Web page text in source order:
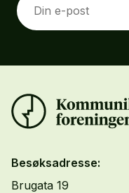
Besøksadresse:
Brugata 19